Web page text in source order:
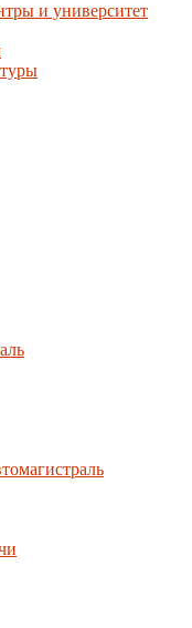
и университет